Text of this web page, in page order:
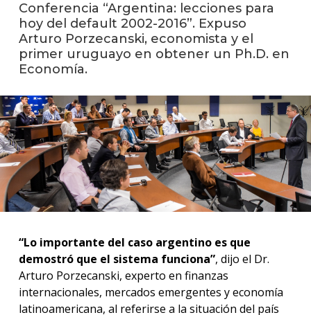
La
en
los
Blog
Conferencia “Argentina: lecciones para
hoy del default 2002-2016”. Expuso
Arturo Porzecanski, economista y el
primer uruguayo en obtener un Ph.D. en
Economía.
“Lo importante del caso argentino es que
demostró que el sistema funciona”, dijo el Dr.
Arturo Porzecanski, experto en finanzas
internacionales, mercados emergentes y economía
latinoamericana, al referirse a la situación del país